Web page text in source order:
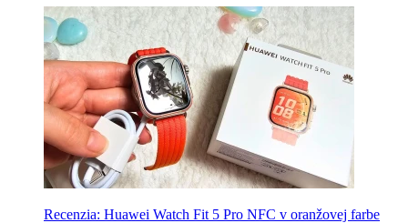
Recenzia: Huawei Watch Fit 5 Pro NFC v oranžovej farbe